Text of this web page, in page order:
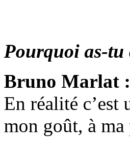
Pourquoi as-
Bruno Marlat :
En réalité c’est
mon goût, à